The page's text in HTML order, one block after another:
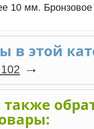
10 мм. Бронзовое
в этой
→